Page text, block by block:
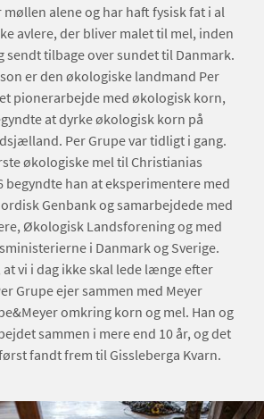
møllen alene og har haft fysisk fat i al
avlere, der bliver malet til mel, inden
sendt tilbage over sundet til Danmark.
er den økologiske landmand Per
pionerarbejde med økologisk korn,
at dyrke økologisk korn på
Per Grupe var tidligt i gang.
økologiske mel til Christianias
begyndte han at eksperimentere med
Genbank og samarbejdede med
Økologisk Landsforening og med
i Danmark og Sverige.
at vi i dag ikke skal lede længe efter
Grupe ejer sammen med Meyer
omkring korn og mel. Han og
sammen i mere end 10 år, og det
fandt frem til Gissleberga Kvarn.